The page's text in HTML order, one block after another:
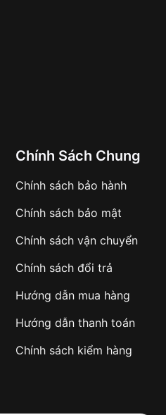
toán khi nhận hàng hoặc
hàng nhanh chóng
hủy đơn không mong
Chính Sách Chung
Chính sách bảo hành
Chính sách bảo mật
Chính sách vận chuyển
Chính sách đổi trả
Hướng dẫn mua hàng
Hướng dẫn thanh toán
Chính sách kiểm hàng